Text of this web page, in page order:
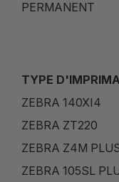
PERMANENT
TYPE
ZEBRA 140XI4
ZEBRA ZT220
ZEBRA Z4M
ZEBRA 105SL